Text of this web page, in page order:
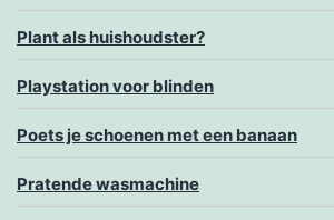
Plant als huishoudster?
Playstation voor blinden
Poets je schoenen met een banaan
Pratende wasmachine